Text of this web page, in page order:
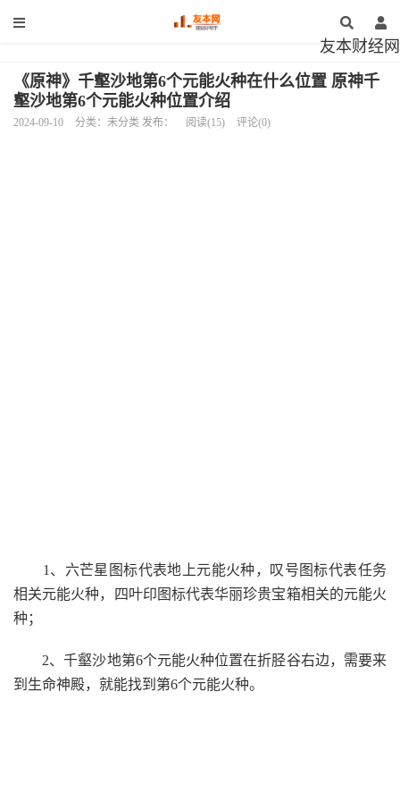
友本财经网
《原神》千壑沙地第6个元能火种在什么位置 原神千
壑沙地第6个元能火种位置介绍
2024-09-10 分类：未分类 发布： 阅读(15) 评论(0)
1、六芒星图标代表地上元能火种，叹号图标代表任务
相关元能火种，四叶印图标代表华丽珍贵宝箱相关的元能火
种；
2、千壑沙地第6个元能火种位置在折胫谷右边，需要来
到生命神殿，就能找到第6个元能火种。